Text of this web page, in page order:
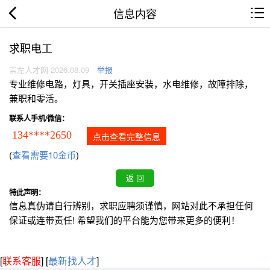
信息内容
求职电工
崇左人才网 2026.08.09 举报
专业维修电路，灯具，开关插座安装，水电维修，故障排除，
兼职和零活。
联系人手机/微信：
134****2650 点击查看完整信息
(查看需要10金币)
特此声明：
信息真伪请自行辨别，求职应聘须谨慎，网站对此不承担任何
保证或连带责任! 希望我们的平台能为您带来更多的便利！
[联系客服] [最新找人才]